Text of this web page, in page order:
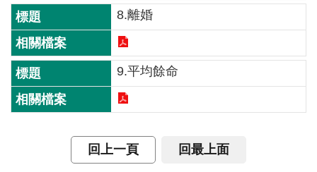
務
互
動
交
流
8.離婚
9.平均餘命
回上一頁 回最上面